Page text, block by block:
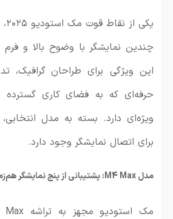
چندین نمایشگر با وضوح بالا و
این ویژگی برای طراحان گرافیک،
حرفه‌ای که به فضای کاری گسترده
ویژه‌ای دارد. بسته به مدل
برای اتصال نمایشگر وجود دارد.
مدل M4 Max: پشتیبانی از پنج نمایشگر هم‌زمان